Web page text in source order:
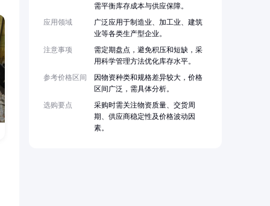
需平衡库存成本与供应保障。
应用领域
广泛应用于制造业、加工业、建筑
业等各类生产型企业。
注意事项
需定期盘点，避免积压和短缺，采
用科学管理方法优化库存水平。
参考价格区间
因物资种类和规格差异较大，价格
区间广泛，需具体分析。
选购要点
采购时需关注物资质量、交货周
期、供应商稳定性及价格波动因
素。